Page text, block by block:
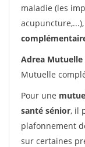
maladie (les
Adrea Mutuelle
Mutuelle
Pour une
santé sénior, il
plafonnement
sur certaines